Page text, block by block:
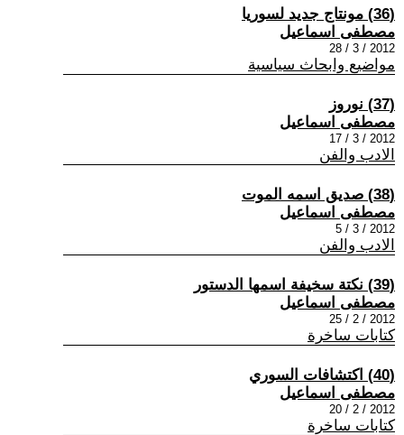
(36) مونتاج جديد لسوريا
مصطفى اسماعيل
2012 / 3 / 28
مواضيع وابحاث سياسية
(37) نوروز
مصطفى اسماعيل
2012 / 3 / 17
الادب والفن
(38) صديق اسمه الموت
مصطفى اسماعيل
2012 / 3 / 5
الادب والفن
(39) نكتة سخيفة اسمها الدستور
مصطفى اسماعيل
2012 / 2 / 25
كتابات ساخرة
(40) اكتشافات السوري
مصطفى اسماعيل
2012 / 2 / 20
كتابات ساخرة